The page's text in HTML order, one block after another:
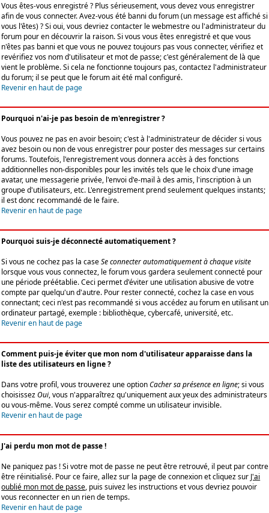
Vous êtes-vous enregistré ? Plus sérieusement, vous devez vous enregistrer
afin de vous connecter. Avez-vous été banni du forum (un message est affiché si
vous l'êtes) ? Si oui, vous devriez contacter le webmestre ou l'administrateur du
forum pour en découvrir la raison. Si vous vous êtes enregistré et que vous
n'êtes pas banni et que vous ne pouvez toujours pas vous connecter, vérifiez et
revérifiez vos nom d'utilisateur et mot de passe; c'est généralement de là que
vient le problème. Si cela ne fonctionne toujours pas, contactez l'administrateur
du forum; il se peut que le forum ait été mal configuré.
Revenir en haut de page
Pourquoi n'ai-je pas besoin de m'enregistrer ?
Vous pouvez ne pas en avoir besoin; c'est à l'administrateur de décider si vous
avez besoin ou non de vous enregistrer pour poster des messages sur certains
forums. Toutefois, l'enregistrement vous donnera accès à des fonctions
additionnelles non-disponibles pour les invités tels que le choix d'une image
avatar, une messagerie privée, l'envoi d'e-mail à des amis, l'inscription à un
groupe d'utilisateurs, etc. L'enregistrement prend seulement quelques instants;
il est donc recommandé de le faire.
Revenir en haut de page
Pourquoi suis-je déconnecté automatiquement ?
Si vous ne cochez pas la caseSe connecter automatiquement à chaque visite
lorsque vous vous connectez, le forum vous gardera seulement connecté pour
une période préétablie. Ceci permet d'éviter une utilisation abusive de votre
compte par quelqu'un d'autre. Pour rester connecté, cochez la case en vous
connectant; ceci n'est pas recommandé si vous accédez au forum en utilisant un
ordinateur partagé, exemple : bibliothèque, cybercafé, université, etc.
Revenir en haut de page
Comment puis-je éviter que mon nom d'utilisateur apparaisse dans la
liste des utilisateurs en ligne ?
Dans votre profil, vous trouverez une optionCacher sa présence en ligne; si vous
choisissezOui, vous n'apparaîtrez qu'uniquement aux yeux des administrateurs
ou vous-même. Vous serez compté comme un utilisateur invisible.
Revenir en haut de page
J'ai perdu mon mot de passe !
Ne paniquez pas ! Si votre mot de passe ne peut être retrouvé, il peut par contre
être réinitialisé. Pour ce faire, allez sur la page de connexion et cliquez sur J'ai
oublié mon mot de passe, puis suivez les instructions et vous devriez pouvoir
vous reconnecter en un rien de temps.
Revenir en haut de page